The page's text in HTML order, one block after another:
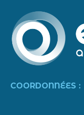
COORDONNÉES :